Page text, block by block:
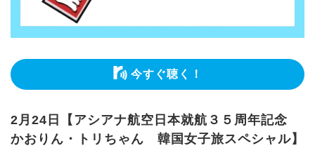
今すぐ聴く！
2月24日【アシアナ航空日本就航３５周年記念
かおりん・トリちゃん 韓国女子旅スペシャル】